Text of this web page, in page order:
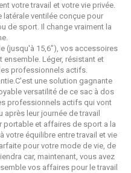
votre travail et votre vie privée.
latérale ventilée conçue pour
de sport. Il change vraiment la
(jusqu'à 15,6”), vos accessoires
Léger, résistant et
professionnels actifs.
une solution gagnante
versatilité de ce sac à dos
professionnels actifs qui vont
leur journée de travail
portable et affaires de sport a la
votre équilibre entre travail et vie
pour votre mode de vie, de
car, maintenant, vous avez
vos affaires pour le travail